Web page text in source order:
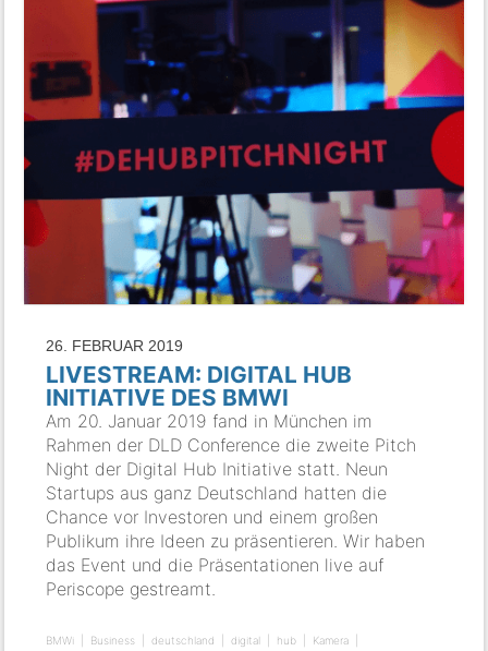
26. FEBRUAR 2019
LIVESTREAM: DIGITAL HUB
INITIATIVE DES BMWI
Am 20. Januar 2019 fand in München im
Rahmen der DLD Conference die zweite Pitch
Night der Digital Hub Initiative statt. Neun
Startups aus ganz Deutschland hatten die
Chance vor Investoren und einem großen
Publikum ihre Ideen zu präsentieren. Wir haben
das Event und die Präsentationen live auf
Periscope gestreamt.
BMWi Business deutschland digital hub
Kamera